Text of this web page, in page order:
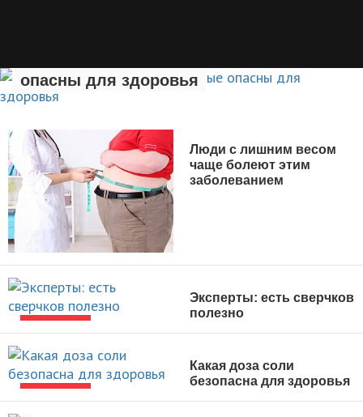
опасны для здоровья
НОВОСТИ
Люди с лишним весом
чаще болеют этим
заболеванием
Эксперты: есть сверчков
полезно
Какая доза соли
безопасна для здоровья